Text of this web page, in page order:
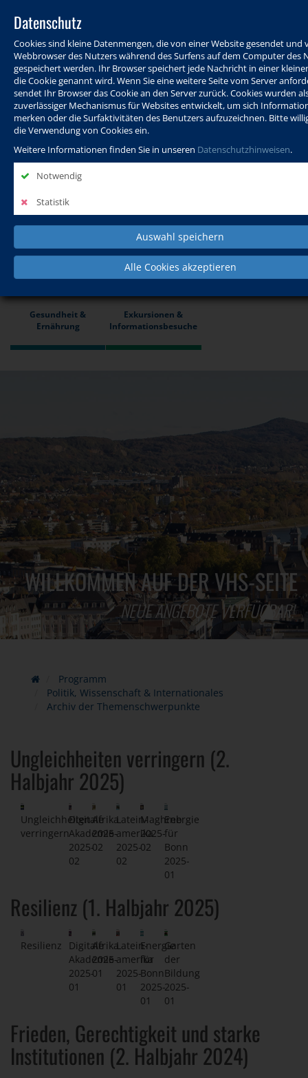
Datenschutz
Cookies sind kleine Datenmengen, die von einer Website gesendet und
Webbrowser des Nutzers während des Surfens auf dem Computer des
gespeichert werden. Ihr Browser speichert jede Nachricht in einer
die Cookie genannt wird. Wenn Sie eine weitere Seite vom Server
sendet Ihr Browser das Cookie an den Server zurück. Cookies wurden
zuverlässiger Mechanismus für Websites entwickelt, um sich
merken oder die Surfaktivitäten des Benutzers aufzuzeichnen. Bitte
die Verwendung von Cookies ein.
Weitere Informationen finden Sie in unseren Datenschutzhinweisen.
Notwendig
Statistik
Auswahl speichern
Alle Cookies akzeptieren
Programm Info & Service Aktuelles Warenkorb Login
Ansprechpersonen
Politik, Wissenschaft &
Internationales
Deutsch & Integration Beruf, IT & Digitales Kultur & Kunst
Gesundheit &
Ernährung
Exkursionen &
Informationsbesuche
WILLKOMMEN AUF DER VHS-SEITE
NEUE ANGEBOTE VERFÜGBAR!
Programm
Politik, Wissenschaft & Internationales
Archiv der Themenschwerpunkte
Ungleichheiten verringern (2.
Halbjahr 2025)
Ungleichheiten
verringern
Digitale
Akademie
2025-
02
Afrika
2025-
02
Latein-
amerika
2025-
02
Maghreb
2025-
02
Energie
für
Bonn
2025-
01
Resilienz (1. Halbjahr 2025)
Resilienz
Digitale
Akademie
2025-
01
Afrika
2025-
01
Latein-
amerika
2025-
01
Energie
für
Bonn
2025-
01
Garten
der
Bildung
2025-
01
Frieden, Gerechtigkeit und starke
Institutionen (2. Halbjahr 2024)